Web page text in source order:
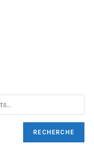
RECHERCHE